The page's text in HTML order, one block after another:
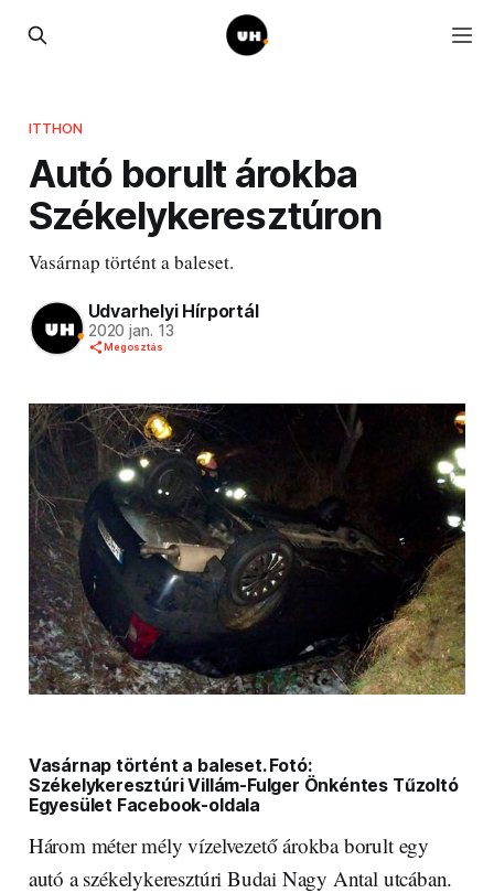
ITTHON
Autó borult árokba
Székelykeresztúron
Vasárnap történt a baleset.
Udvarhelyi Hírportál
2020 jan. 13
Megosztás
Vasárnap történt a baleset. Fotó:
Székelykeresztúri Villám-Fulger Önkéntes Tűzoltó
Egyesület Facebook-oldala
Három méter mély vízelvezető árokba borult egy
autó a székelykeresztúri Budai Nagy Antal utcában.